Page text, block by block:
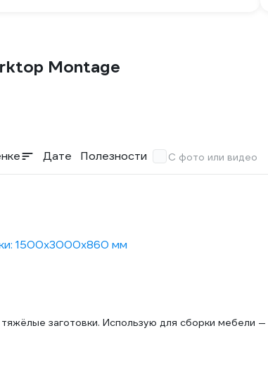
Montage
Дате Полезности С фото или видео
1500х3000х860 мм
заготовки. Использую для сборки мебели